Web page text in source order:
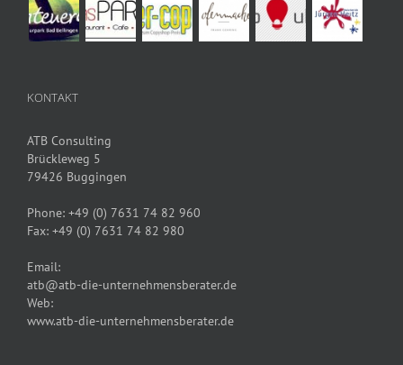
KONTAKT
ATB Consulting
Brückleweg 5
79426 Buggingen
Phone: +49 (0) 7631 74 82 960
Fax: +49 (0) 7631 74 82 980
Email:
atb@atb-die-unternehmensberater.de
Web:
www.atb-die-unternehmensberater.de